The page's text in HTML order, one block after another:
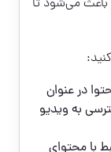
باعث می‌شود تا
در عنوان
به ویدیو